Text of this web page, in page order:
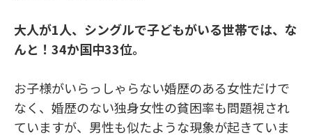
大人が1人、シングルで子どもがいる世帯では、な
んと！34か国中33位。
お子様がいらっしゃらない婚歴のある女性だけで
なく、婚歴のない独身女性の貧困率も問題視され
ていますが、男性も似たような現象が起きていま